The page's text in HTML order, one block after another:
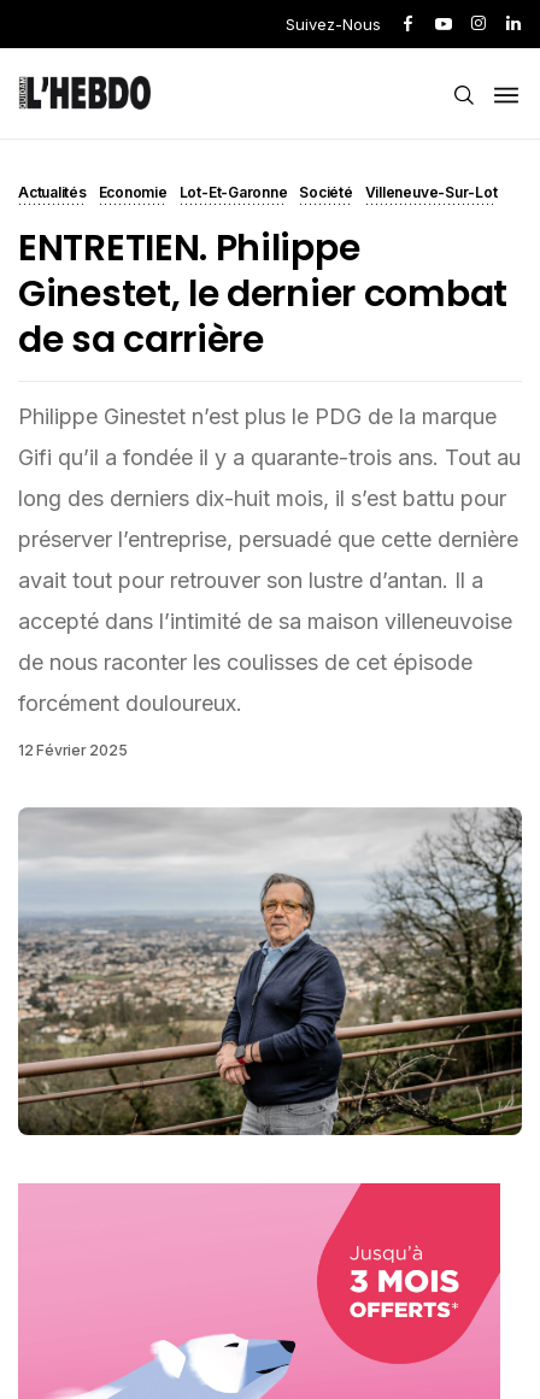
Suivez-Nous
Actualités Economie Lot-Et-Garonne Société Villeneuve-Sur-Lot
ENTRETIEN. Philippe
Ginestet, le dernier combat
de sa carrière
Philippe Ginestet n’est plus le PDG de la marque
Gifi qu’il a fondée il y a quarante-trois ans. Tout au
long des derniers dix-huit mois, il s’est battu pour
préserver l’entreprise, persuadé que cette dernière
avait tout pour retrouver son lustre d’antan. Il a
accepté dans l’intimité de sa maison villeneuvoise
de nous raconter les coulisses de cet épisode
forcément douloureux.
12 Février 2025